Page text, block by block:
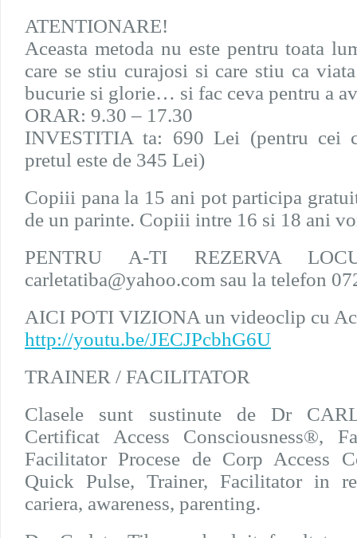
ATENTIONARE!
Aceasta metoda nu este pentru toata
care se stiu curajosi si care stiu ca
bucurie si glorie… si fac ceva pentru a
ORAR: 9.30 – 17.30
INVESTITIA ta: 690 Lei (pentru cei
pretul este de 345 Lei)
Copiii pana la 15 ani pot participa
de un parinte. Copiii intre 16 si 18 ani
PENTRU A-TI REZERVA
carletatiba@yahoo.com sau la telefon
AICI POTI VIZIONA un videoclip cu
http://youtu.be/JECJPcbhG6U
TRAINER / FACILITATOR
Clasele sunt sustinute de Dr
Certificat Access Consciousness®,
Facilitator Procese de Corp Access
Quick Pulse, Trainer, Facilitator in
cariera, awareness, parenting.